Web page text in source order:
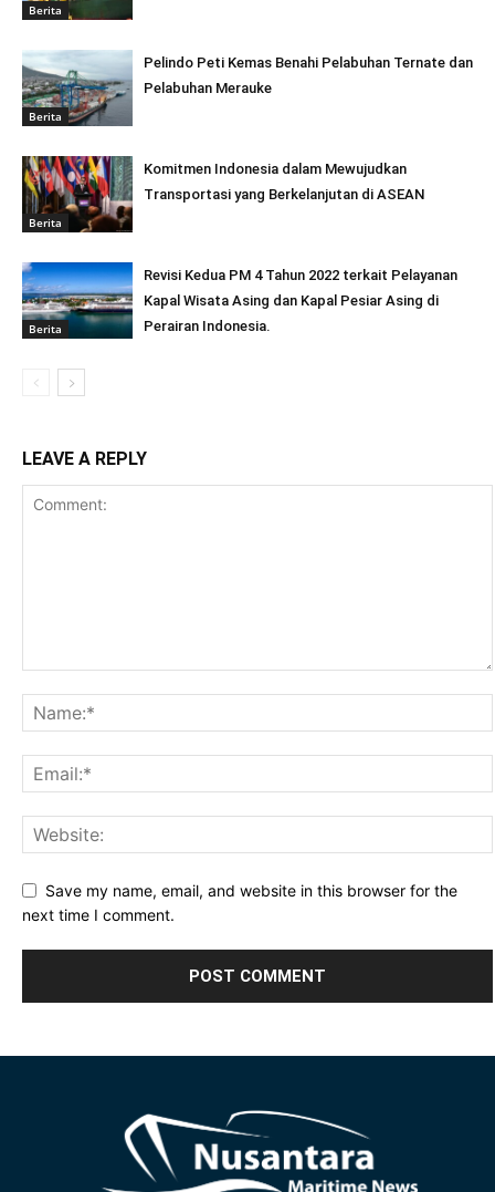
Berita
Berita
Pelindo Peti Kemas Benahi Pelabuhan Ternate dan
Pelabuhan Merauke
Berita
Komitmen Indonesia dalam Mewujudkan
Transportasi yang Berkelanjutan di ASEAN
Berita
Revisi Kedua PM 4 Tahun 2022 terkait Pelayanan
Kapal Wisata Asing dan Kapal Pesiar Asing di
Perairan Indonesia.
LEAVE A REPLY
Save my name, email, and website in this browser for the
next time I comment.